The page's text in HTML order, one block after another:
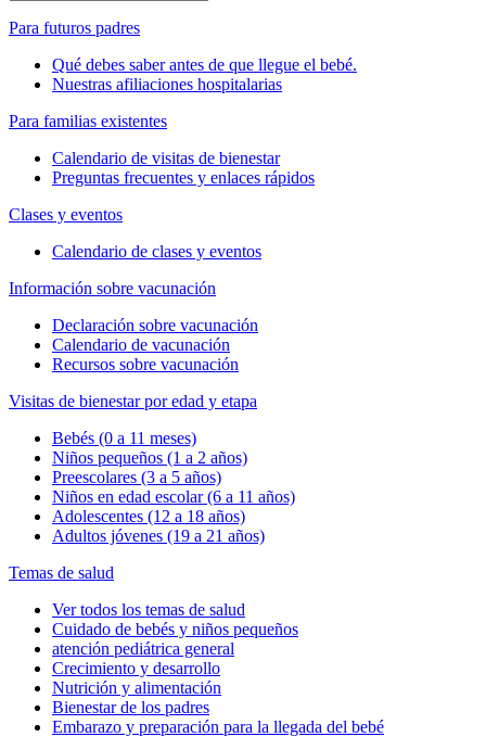
Para futuros padres
Qué debes saber antes de que llegue el bebé.
Nuestras afiliaciones hospitalarias
Para familias existentes
Calendario de visitas de bienestar
Preguntas frecuentes y enlaces rápidos
Clases y eventos
Calendario de clases y eventos
Información sobre vacunación
Declaración sobre vacunación
Calendario de vacunación
Recursos sobre vacunación
Visitas de bienestar por edad y etapa
Bebés (0 a 11 meses)
Niños pequeños (1 a 2 años)
Preescolares (3 a 5 años)
Niños en edad escolar (6 a 11 años)
Adolescentes (12 a 18 años)
Adultos jóvenes (19 a 21 años)
Temas de salud
Ver todos los temas de salud
Cuidado de bebés y niños pequeños
atención pediátrica general
Crecimiento y desarrollo
Nutrición y alimentación
Bienestar de los padres
Embarazo y preparación para la llegada del bebé